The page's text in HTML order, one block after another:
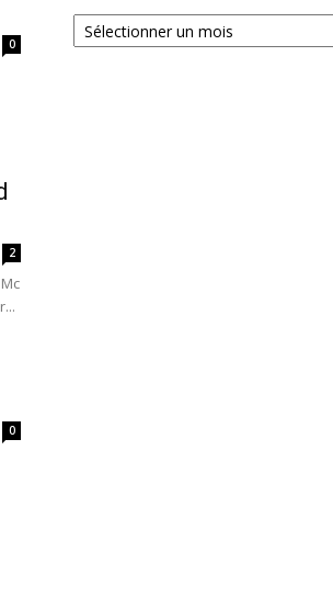
0
2
0
Archives